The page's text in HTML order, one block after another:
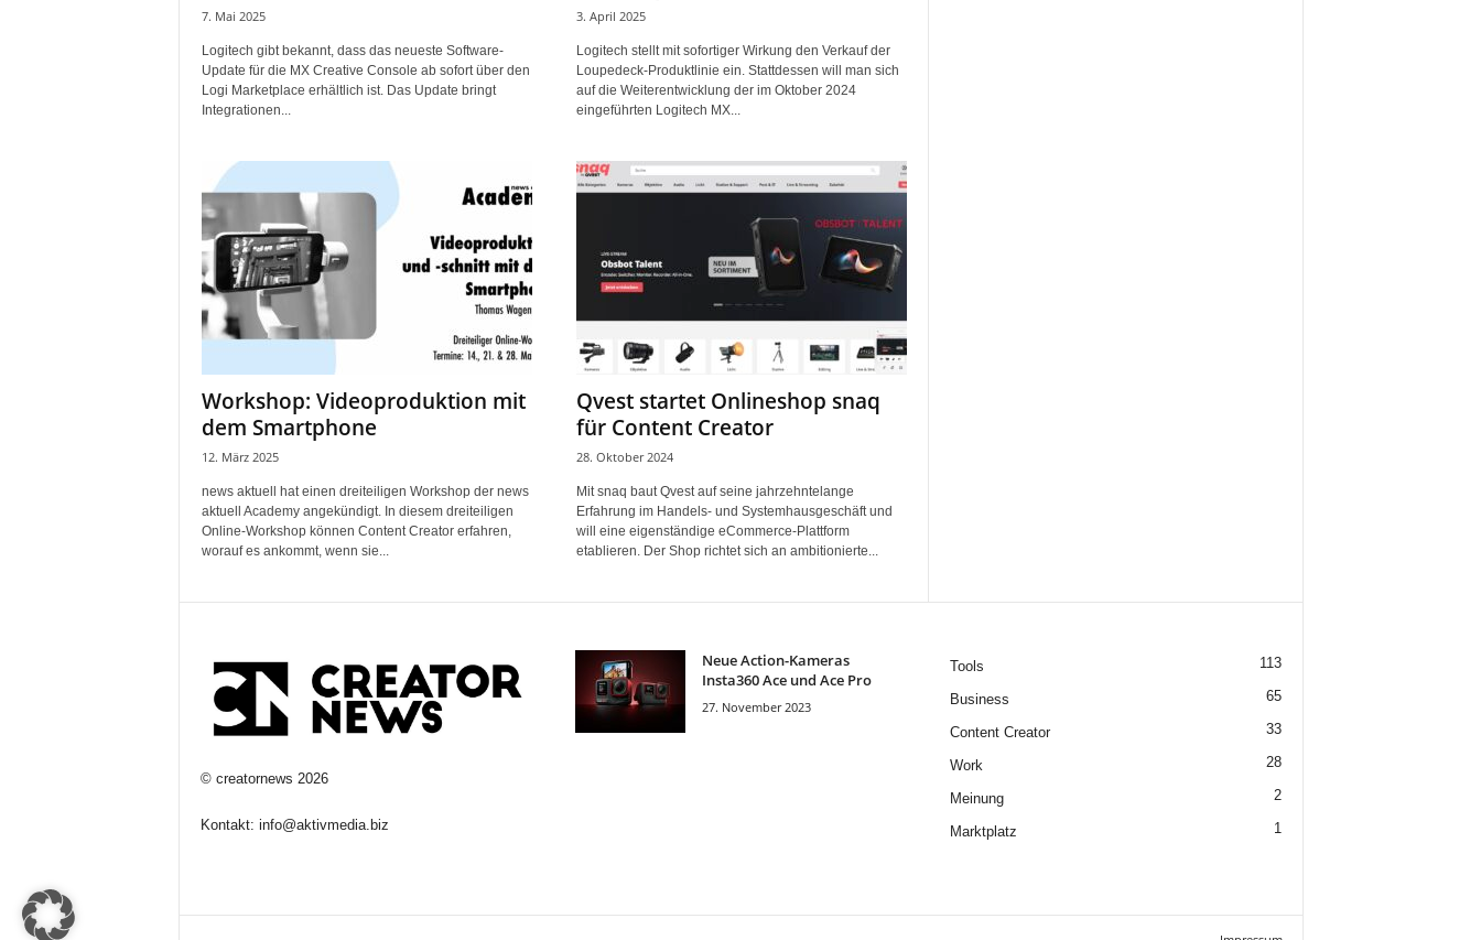
7. Mai 2025
Logitech gibt bekannt, dass das neueste Software-
Update für die MX Creative Console ab sofort über den
Logi Marketplace erhältlich ist. Das Update bringt
Integrationen...
3. April 2025
Logitech stellt mit sofortiger Wirkung den Verkauf der
Loupedeck-Produktlinie ein. Stattdessen will man sich
auf die Weiterentwicklung der im Oktober 2024
eingeführten Logitech MX...
Workshop: Videoproduktion mit
dem Smartphone
12. März 2025
news aktuell hat einen dreiteiligen Workshop der news
aktuell Academy angekündigt. In diesem dreiteiligen
Online-Workshop können Content Creator erfahren,
worauf es ankommt, wenn sie...
Qvest startet Onlineshop snaq
für Content Creator
28. Oktober 2024
Mit snaq baut Qvest auf seine jahrzehntelange
Erfahrung im Handels- und Systemhausgeschäft und
will eine eigenständige eCommerce-Plattform
etablieren. Der Shop richtet sich an ambitionierte...
© creatornews 2026
Kontakt: info@aktivmedia.biz
Neue Action-Kameras
Insta360 Ace und Ace Pro
27. November 2023
Tools 113
Business 65
Content Creator 33
Work 28
Meinung 2
Marktplatz 1